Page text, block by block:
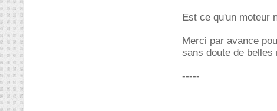
Est ce qu'un moteur
Merci par avance
sans doute de
-----